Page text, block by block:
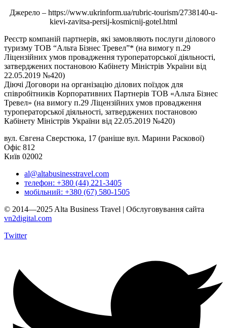
Джерело – https://www.ukrinform.ua/rubric-tourism/2738140-u-
kievi-zavitsa-persij-kosmicnij-gotel.html
Реєстр компаній партнерів, які замовляють послуги ділового
туризму ТОВ “Альта Бізнес Тревел”* (на вимогу п.29
Ліцензійних умов провадження туроператорської діяльності,
затверджених постановою Кабінету Міністрів України від
22.05.2019 №420)
Діючі Договори на організацію ділових поїздок для
співробітників Корпоративних Партнерів ТОВ «Альта Бізнес
Тревел» (на вимогу п.29 Ліцензійних умов провадження
туроператорської діяльності, затверджених постановою
Кабінету Міністрів України від 22.05.2019 №420)
вул. Євгена Сверстюка, 17 (раніше вул. Марини Раскової)
Офіс 812
Київ 02002
al@altabusinesstravel.com
телефон: +380 (44) 221-3405
мобільний: +380 (67) 580-1505
© 2014—2025 Alta Business Travel | Обслуговування сайта
vn2digital.com
Twitter